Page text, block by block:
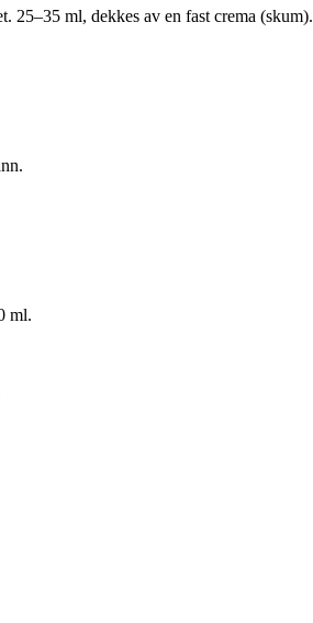
25–35 ml, dekkes av en fast crema (skum).
ml.